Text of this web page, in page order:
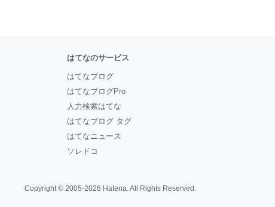
はてなのサービス
はてなブログ
はてなブログPro
人力検索はてな
はてなブログ タグ
はてなニュース
ソレドコ
Copyright © 2005-2026 Hatena. All Rights Reserved.